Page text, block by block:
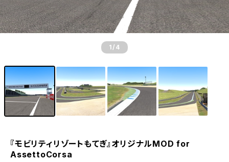
1 /4
『モビリティリゾートもてぎ』オリジナルMOD for
AssettoCorsa